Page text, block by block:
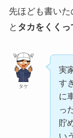
先ほども書い
と タカをくくっ
タケ
実
す
に
っ
貯